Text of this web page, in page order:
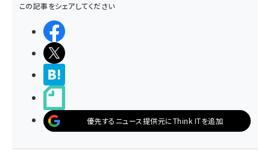
この記事をシェアしてください
優先するニュース提供元にThink ITを追加